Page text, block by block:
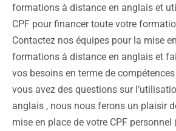
formations à distance en anglais et
CPF pour financer toute votre
Contactez nos équipes pour la mise
formations à distance en anglais et
vos besoins en terme de
vous avez des questions sur
anglais , nous nous ferons un plaisir
mise en place de votre CPF